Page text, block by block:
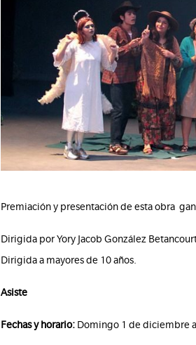
Premiación y presentación de esta obra
Dirigida por Yory Jacob González
Dirigida a mayores de 10 años.
Asiste
Fechas y horario: Domingo 1 de diciembre